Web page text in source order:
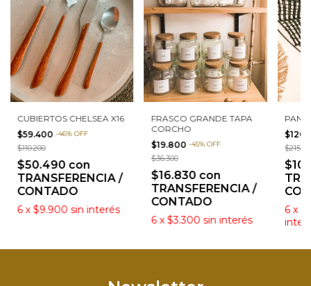
CUBIERTOS CHELSEA X16
$59.400 -46%OFF
$110.200
$50.490 con
TRANSFERENCIA /
CONTADO
6 x $9.900 sin interés
FRASCO GRANDE TAPA
CORCHO
$19.800 -45%OFF
$36.300
$16.830 con
TRANSFERENCIA /
CONTADO
6 x $3.300 sin interés
6 x